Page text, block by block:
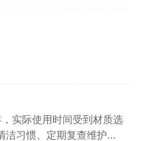
实际使用时间受到材质选
洁习惯、定期复查维护...